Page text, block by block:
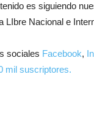
es siguiendo
LIbre Nacional e
sociales Facebook,
mil suscriptores.